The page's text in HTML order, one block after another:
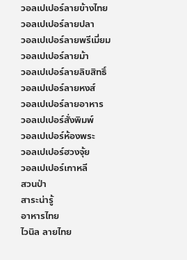
วอลเปเปอร์ลายข้างไทย
วอลเปเปอร์ลายปลา
วอลเปเปอร์ลายพรีเมี่ยม
วอลเปเปอร์ลายม้า
วอลเปเปอร์ลายลิขสิทธิ์
วอลเปเปอร์ลายหงส์
วอลเปเปอร์ลายอาหาร
วอลเปเปอร์สั่งพิมพ์
วอลเปเปอร์ห้องพระ
วอลเปเปอร์ฮวงจุ้ย
วอลเปเปอร์เกาหลี
สวนป่า
สาระน่ารู้
อาหารไทย
ไวนิล ลายไทย